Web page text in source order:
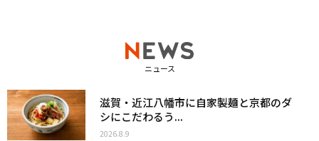
ニュース
滋賀・近江八幡市に自家製麺と京都のダ
シにこだわるう...
2026.8.9